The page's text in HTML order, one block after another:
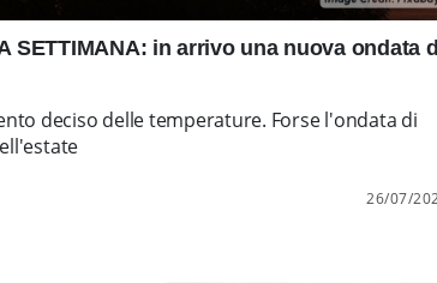
SETTIMANA: in arrivo una nuova ondata
deciso delle temperature. Forse l'ondata di
26/07/